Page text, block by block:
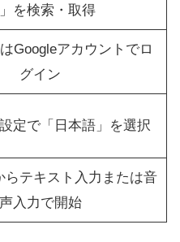
を検索・取得
Googleアカウントでロ
グイン
定で「日本語」を選択
らテキスト入力または音
声入力で開始